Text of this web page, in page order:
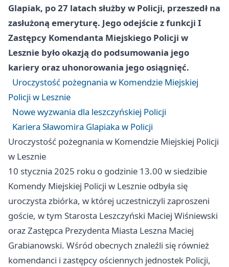
Glapiak, po 27 latach służby w Policji, przeszedł na
zasłużoną emeryturę. Jego odejście z funkcji I
Zastępcy Komendanta Miejskiego Policji w
Lesznie było okazją do podsumowania jego
kariery oraz uhonorowania jego osiągnięć.
Uroczystość pożegnania w Komendzie Miejskiej
Policji w Lesznie
Nowe wyzwania dla leszczyńskiej Policji
Kariera Sławomira Glapiaka w Policji
Uroczystość pożegnania w Komendzie Miejskiej Policji
w Lesznie
10 stycznia 2025 roku o godzinie 13.00 w siedzibie
Komendy Miejskiej Policji w Lesznie odbyła się
uroczysta zbiórka, w której uczestniczyli zaproszeni
goście, w tym Starosta Leszczyński Maciej Wiśniewski
oraz Zastępca Prezydenta Miasta Leszna Maciej
Grabianowski. Wśród obecnych znaleźli się również
komendanci i zastępcy ościennych jednostek Policji,